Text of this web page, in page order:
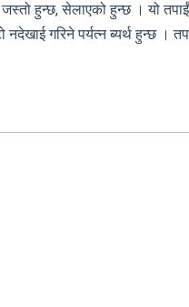
हुन्छ, सेलाएको हुन्छ । यो
गरिने पर्यत्न ब्यर्थ हुन्छ